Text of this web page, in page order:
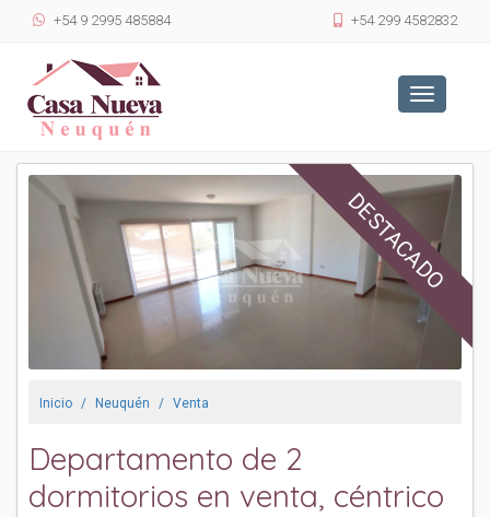
+54 9 2995 485884 +54 299 4582832
Toggle
DESTACADO
Inicio Neuquén Venta
Departamento de 2
dormitorios en venta, céntrico